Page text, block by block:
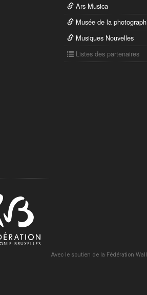
Ars Musica
Musée de la
Musiques Nouvelles
Listes des partenaires
Avec le soutien de la Fédération